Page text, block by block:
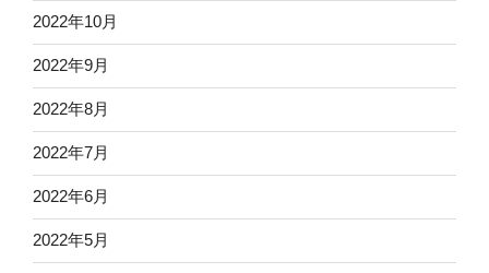
2022年10月
2022年9月
2022年8月
2022年7月
2022年6月
2022年5月